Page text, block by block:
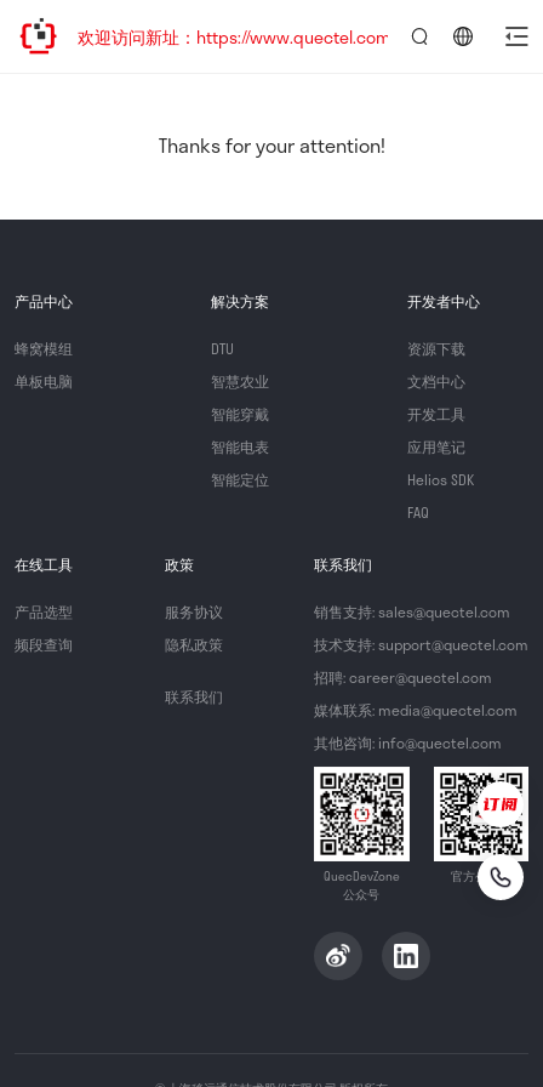
迁移，欢迎访问新址：https://www.quectel.com.cn
Thanks for your attention!
产品中心
蜂窝模组
单板电脑
解决方案
DTU
智慧农业
智能穿戴
智能电表
智能定位
开发者中心
资源下载
文档中心
开发工具
应用笔记
Helios SDK
FAQ
在线工具
产品选型
频段查询
政策
服务协议
隐私政策
联系我们
联系我们
销售支持: sales@quectel.com
技术支持: support@quectel.com
招聘: career@quectel.com
媒体联系: media@quectel.com
其他咨询: info@quectel.com
QuecDevZone
公众号
官方公众号